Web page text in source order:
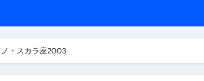
ク）
巡る、４泊６日イタリア女子旅vlog
ノ・スカラ座2003